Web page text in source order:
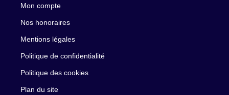
Mon compte
Nos honoraires
Mentions légales
Politique de confidentialité
Politique des cookies
Plan du site